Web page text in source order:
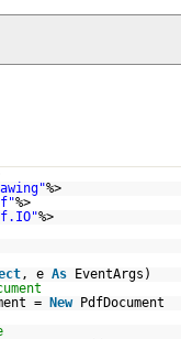
%>
%>
%>
, e As
= New
PdfDocument